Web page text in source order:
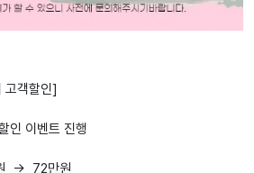
고객할인]
인 이벤트 진행
-> 72만원